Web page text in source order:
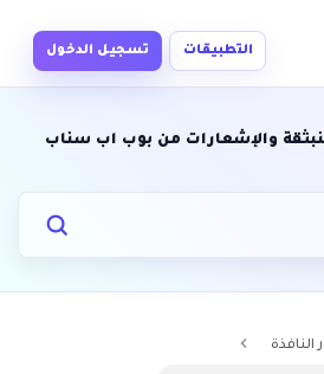
التطبيقات تسجيل الدخول
والإشعارات من بوب اب سناب